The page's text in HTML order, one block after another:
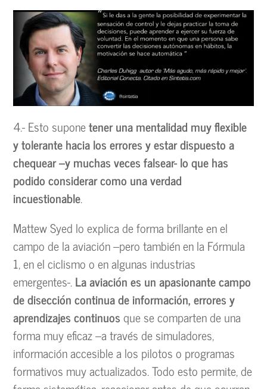
4.- Esto suponetener una mentalidad muy flexible
y tolerante hacia los errores y estar dispuesto a
chequear –y muchas veces falsear- lo que has
podido considerar como una verdad
incuestionable.
Mattew Syed lo explica de forma brillante en el
campo de la aviación –pero también en la Fórmula
1, en el ciclismo o en algunas industrias
emergentes-.La aviación es un apasionante campo
de disección continua de información, errores y
aprendizajes continuosque se comparten de una
forma muy eficaz –a través de simuladores,
información accesible a los pilotos o programas
formativos muy actualizados. Todo esto permite, de